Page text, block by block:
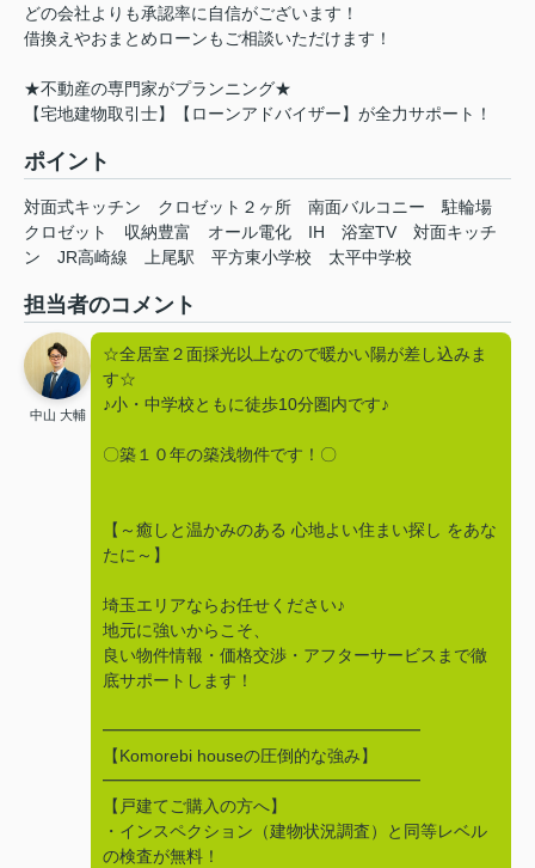
どの会社よりも承認率に自信がございます！
借換えやおまとめローンもご相談いただけます！
★不動産の専門家がプランニング★
【宅地建物取引士】【ローンアドバイザー】が全力サポート！
ポイント
対面式キッチン クロゼット２ヶ所 南面バルコニー
駐輪場
クロゼット
収納豊富 オール電化 IH 浴室TV
対面キッチ
ン
JR高崎線 上尾駅 平方東小学校 太平中学校
担当者のコメント
中山 大輔
☆全居室２面採光以上なので暖かい陽が差し込みま
す☆
♪小・中学校ともに徒歩10分圏内です♪
〇築１０年の築浅物件です！〇
【～癒しと温かみのある 心地よい住まい探し をあな
たに～】
埼玉エリアならお任せください♪
地元に強いからこそ、
良い物件情報・価格交渉・アフターサービスまで徹
底サポートします！
━━━━━━━━━━━━━━━━━━━
【Komorebi houseの圧倒的な強み】
━━━━━━━━━━━━━━━━━━━
【戸建てご購入の方へ】
・インスペクション（建物状況調査）と同等レベル
の検査が無料！